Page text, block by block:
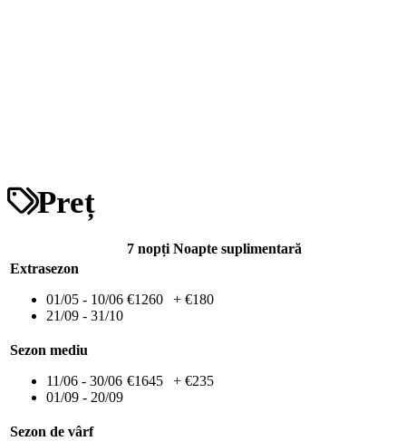
Preț
7 nopți Noapte suplimentară
Extrasezon
01/05 - 10/06
21/09 - 31/10
€1260 + €180
Sezon mediu
11/06 - 30/06
01/09 - 20/09
€1645 + €235
Sezon de vârf